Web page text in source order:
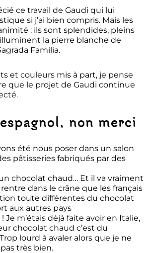
ce travail de Gaudi qui lui
si j’ai bien compris. Mais les
: ils sont splendides, pleins
la pierre blanche de
Familia.
et couleurs mis à part, je pense
que le projet de Gaudi continue
non merci
été nous poser dans un salon
pâtisseries fabriqués par des
chocolat chaud… Et il va vraiment
dans le crâne que les français
toute différentes du chocolat
aux autres pays
Je m’étais déjà faite avoir en Italie,
chocolat chaud c’est du
lourd à avaler alors que je ne
très bien.